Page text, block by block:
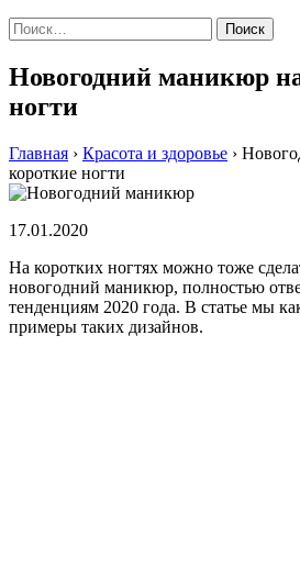
Найти:
Новогодний маникюр
ногти
Главная › Красота и здоровье ›
короткие ногти
17.01.2020
На коротких ногтях можно тоже
новогодний маникюр, полностью
тенденциям 2020 года. В статье мы
примеры таких дизайнов.